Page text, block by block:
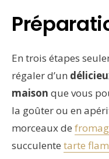
En trois étapes
régaler d’un
maison que vous
la goûter ou en
morceaux de
succulente tarte